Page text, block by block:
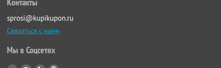
sprosi@kupikupon.ru
Связаться с нами
Мы в Соцсетях